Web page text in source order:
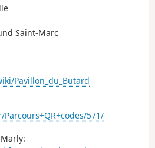
Saint-Marc
Pavillon_du_Butard
571/